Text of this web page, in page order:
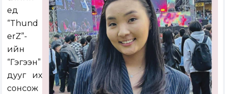
үед
“Thund
erZ”-
ийн
“Гэгээн”
дууг их
сонсож